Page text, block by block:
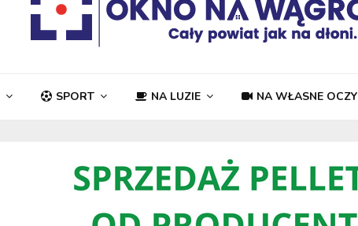
SPORT NA LUZIE NA WŁASNE OCZY